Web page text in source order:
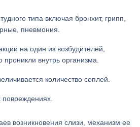
типа включая бронхит, грипп,
пневмония.
на один из возбудителей,
проникли внутрь организма.
количество соплей.
возникновения слизи, механизм ее